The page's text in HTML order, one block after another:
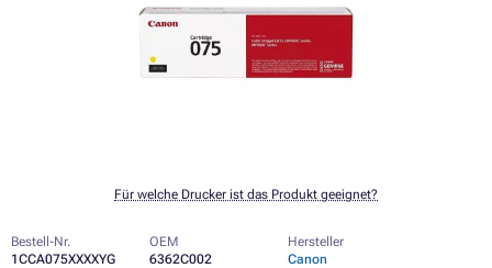
Für welche Drucker ist das Produkt geeignet?
Bestell-Nr.
1CCA075XXXXYG
OEM
6362C002
Hersteller
Canon